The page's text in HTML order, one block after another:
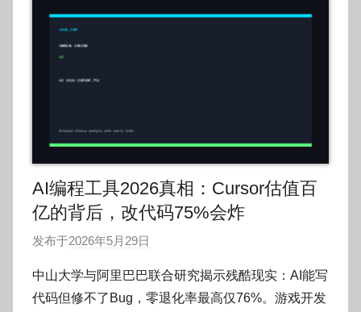
AI编程工具2026真相：Cursor估值百
亿的背后，改代码75%会炸
发布于2026年5月29日
:
O
中山大学与阿里巴巴联合研究揭示残酷现实：AI能写
代码但修不了Bug，零退化率最高仅76%。游戏开发